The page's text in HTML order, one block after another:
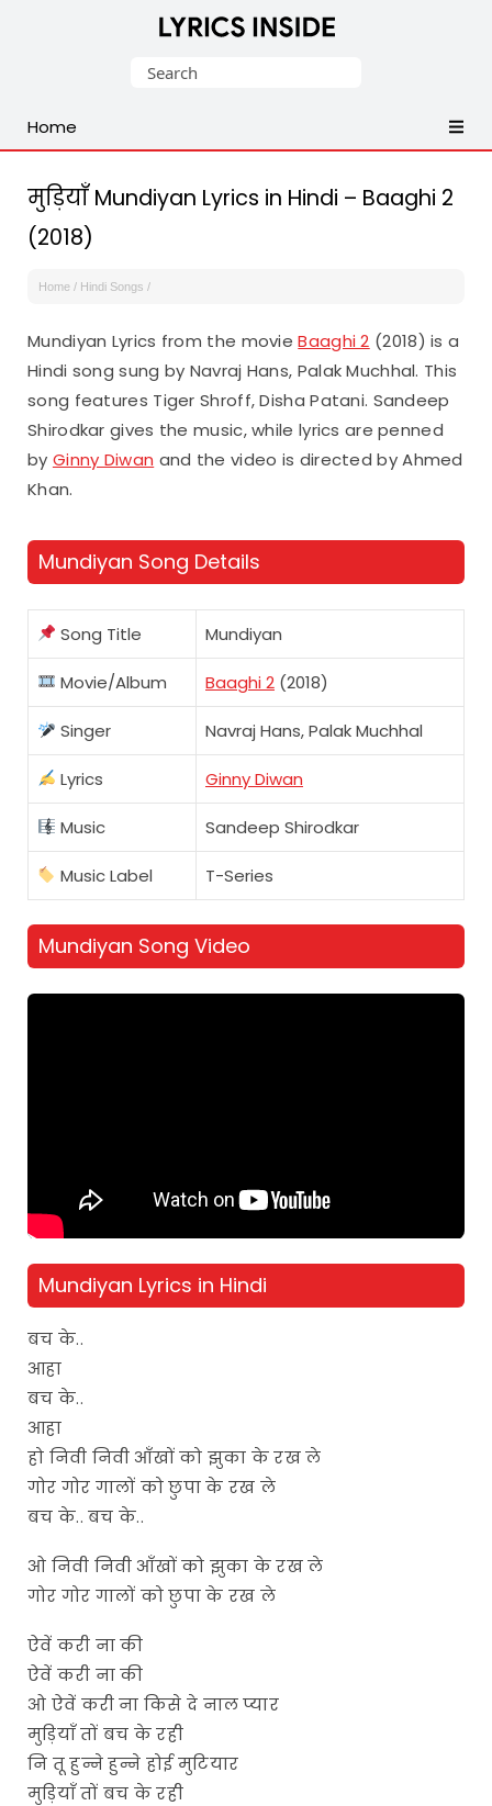
Malayalam,
English,
Punjabi
Songs
Lyrics
Search
Home
मुड़ियाँ Mundiyan Lyrics in Hindi – Baaghi 2
(2018)
Home / Hindi Songs /
Mundiyan Lyrics from the movieBaaghi 2 (2018) is a
Hindi song sung by Navraj Hans, Palak Muchhal. This
song features Tiger Shroff, Disha Patani. Sandeep
Shirodkar gives the music, while lyrics are penned
by Ginny Diwan and the video is directed by Ahmed
Khan.
Mundiyan Song Details
Song Title Mundiyan
Movie/Album Baaghi 2 (2018)
Singer Navraj Hans, Palak Muchhal
Lyrics Ginny Diwan
Music Sandeep Shirodkar
Music Label T-Series
Mundiyan Song Video
Mundiyan Lyrics in Hindi
बच के..
आहा
बच के..
आहा
हो निवी निवी आँखों को झुका के रख ले
गोर गोर गालों को छुपा के रख ले
बच के.. बच के..
ओ निवी निवी आँखों को झुका के रख ले
गोर गोर गालों को छुपा के रख ले
ऐवें करी ना की
ऐवें करी ना की
ओ ऐवें करी ना किसे दे नाल प्यार
मुड़ियाँ तों बच के रही
नि तू हुन्ने हुन्ने होई मुटियार
मुड़ियाँ तों बच के रही